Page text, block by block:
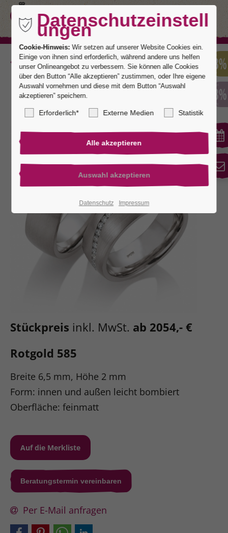
Zurück
Toronto 7
Stückpreis inkl. MwSt. ab 2054,- €
Rotgold 585
Breite 6,5 mm, Höhe 2 mm
Form: innen und außen leicht bombiert
Oberfläche: feinmatt
Beratungstermin vereinbaren
Per E-Mail anfragen
Datenschutzeinstell
ungen
Cookie-Hinweis: Wir setzen auf unserer Website Cookies ein.
Einige von ihnen sind erforderlich, während andere uns helfen
unser Onlineangebot zu verbessern. Sie können alle Cookies
über den Button “Alle akzeptieren” zustimmen, oder Ihre eigene
Auswahl vornehmen und diese mit dem Button “Auswahl
akzeptieren” speichern.
Erforderlich* Externe Medien Statistik
Datenschutz Impressum